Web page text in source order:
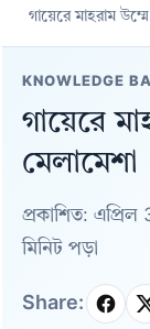
গায়েরে মাহরাম
KNOWLEDGE
গায়েরে
মেলামেশা
প্রকাশিত:
মিনিট পড়া
Share: